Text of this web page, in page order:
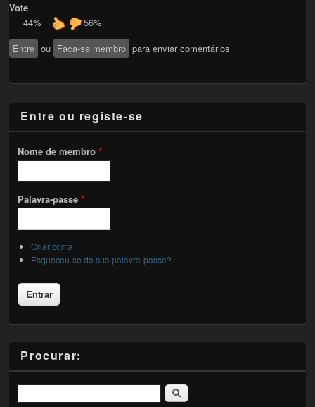
Vote
44%
56%
Entre ou Faça-se membro para enviar comentários
Entre ou registe-se
Nome de membro*
Palavra-passe*
Criar conta
Esqueceu-se da sua palavra-passe?
Procurar:
Pesquisar